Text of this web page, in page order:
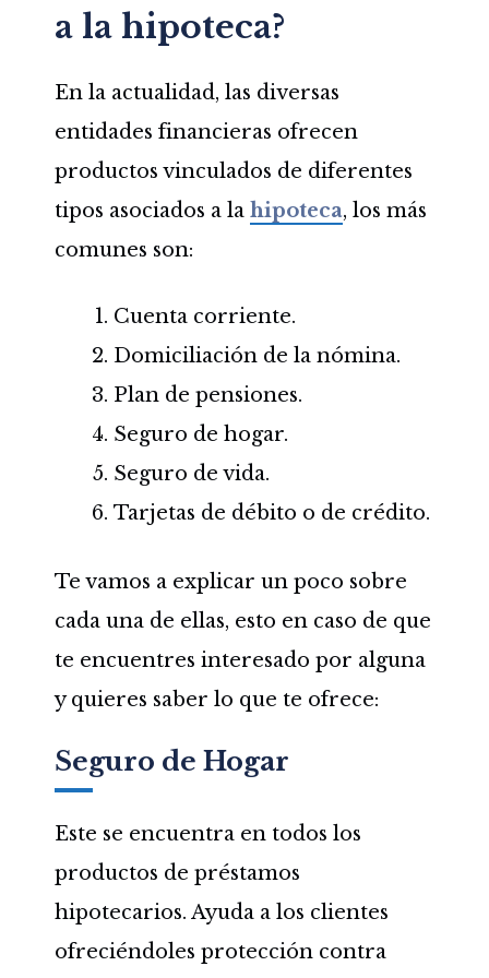
a la hipoteca?
En la actualidad, las diversas
entidades financieras ofrecen
productos vinculados de diferentes
tipos asociados a la hipoteca, los más
comunes son:
Cuenta corriente.
Domiciliación de la nómina.
Plan de pensiones.
Seguro de hogar.
Seguro de vida.
Tarjetas de débito o de crédito.
Te vamos a explicar un poco sobre
cada una de ellas, esto en caso de que
te encuentres interesado por alguna
y quieres saber lo que te ofrece:
Seguro de Hogar
Este se encuentra en todos los
productos de préstamos
hipotecarios. Ayuda a los clientes
ofreciéndoles protección contra